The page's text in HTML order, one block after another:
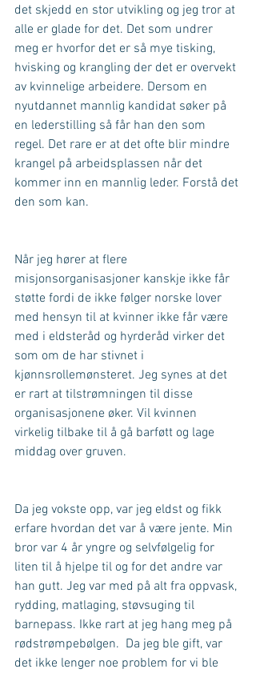
det skjedd en stor utvikling og jeg tror at
alle er glade for det. Det som undrer
meg er hvorfor det er så mye tisking,
hvisking og krangling der det er overvekt
av kvinnelige arbeidere. Dersom en
nyutdannet mannlig kandidat søker på
en lederstilling så får han den som
regel. Det rare er at det ofte blir mindre
krangel på arbeidsplassen når det
kommer inn en mannlig leder. Forstå det
den som kan.
Når jeg hører at flere
misjonsorganisasjoner kanskje ikke får
støtte fordi de ikke følger norske lover
med hensyn til at kvinner ikke får være
med i eldsteråd og hyrderåd virker det
som om de har stivnet i
kjønnsrollemønsteret. Jeg synes at det
er rart at tilstrømningen til disse
organisasjonene øker. Vil kvinnen
virkelig tilbake til å gå barføtt og lage
middag over gruven.
Da jeg vokste opp, var jeg eldst og fikk
erfare hvordan det var å være jente. Min
bror var 4 år yngre og selvfølgelig for
liten til å hjelpe til og for det andre var
han gutt. Jeg var med på alt fra oppvask,
rydding, matlaging, støvsuging til
barnepass. Ikke rart at jeg hang meg på
rødstrømpebølgen.  Da jeg ble gift, var
det ikke lenger noe problem for vi ble